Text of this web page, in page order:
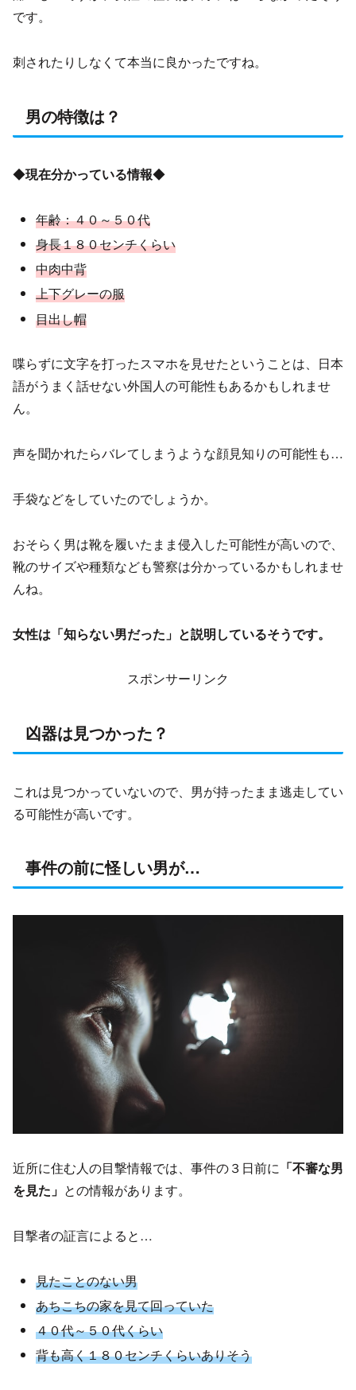
です。
刺されたりしなくて本当に良かったですね。
男の特徴は？
◆現在分かっている情報◆
年齢：４０～５０代
身長１８０センチくらい
中肉中背
上下グレーの服
目出し帽
喋らずに文字を打ったスマホを見せたということは、日本
語がうまく話せない外国人の可能性もあるかもしれませ
ん。
声を聞かれたらバレてしまうような顔見知りの可能性も…
手袋などをしていたのでしょうか。
おそらく男は靴を履いたまま侵入した可能性が高いので、
靴のサイズや種類なども警察は分かっているかもしれませ
んね。
女性は「知らない男だった」と説明しているそうです。
スポンサーリンク
凶器は見つかった？
これは見つかっていないので、男が持ったまま逃走してい
る可能性が高いです。
事件の前に怪しい男が…
近所に住む人の目撃情報では、事件の３日前に 「不審な男
を見た」 との情報があります。
目撃者の証言によると…
見たことのない男
あちこちの家を見て回っていた
４０代～５０代くらい
背も高く１８０センチくらいありそう